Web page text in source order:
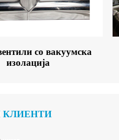
со вакуумска
изолација
КЛИЕНТИ